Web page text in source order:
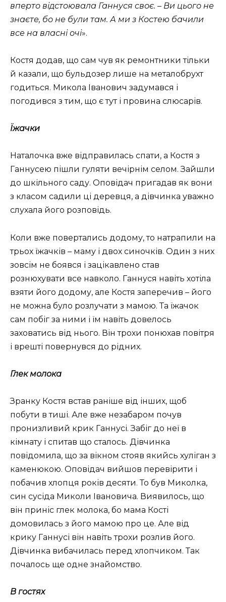
вперто відстоювала Ганнуся своє. – Ви цього не
знаєте, бо не були там. А ми з Костею бачили
все на власні очі».
Костя додав, що сам чув як ремонтники тільки
й казали, що бульдозер лише на металобрухт
годиться. Микола Іванович задумався і
погодився з тим, що є тут і провина слюсарів.
Їжачки
Наталочка вже відправилась спати, а Костя з
Ганнусею пішли гуляти вечірнім селом. Зайшли
до шкільного саду. Оповідач пригадав як вони
з класом садили ці деревця, а дівчинка уважно
слухала його розповідь.
Коли вже повертались додому, то натрапили на
трьох їжачків – маму і двох синочків. Один з них
зовсім не боявся і зацікавлено став
рознюхувати все навколо. Ганнуся навіть хотіла
взяти його додому, але Костя заперечив – його
не можна було розлучати з мамою. Та їжачок
сам побіг за ними і їм навіть довелось
заховатись від нього. Він трохи понюхав повітря
і врешті повернувся до рідних.
Глек молока
Зранку Костя встав раніше від інших, щоб
побути в тиші. Але вже незабаром почув
пронизливий крик Ганнусі. Забіг до неї в
кімнату і спитав що сталось. Дівчинка
повідомила, що за вікном стояв якийсь хуліган з
каменюкою. Оповідач вийшов перевірити і
побачив хлопця років десяти. То був Миколка,
син сусіда Миколи Івановича. Виявилось, що
він приніс глек молока, бо мама Кості
домовилась з його мамою про це. Але від
крику Ганнусі він навіть трохи розлив його.
Дівчинка вибачилась перед хлопчиком. Так
почалось ще одне знайомство.
В гостях